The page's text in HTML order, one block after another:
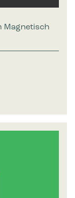
Magnetisch